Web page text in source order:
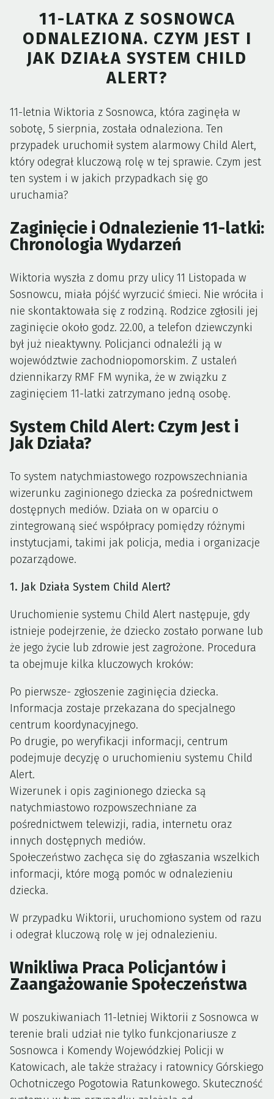
11-LATKA Z SOSNOWCA
ODNALEZIONA. CZYM JEST I
JAK DZIAŁA SYSTEM CHILD
ALERT?
11-letnia Wiktoria z Sosnowca, która zaginęła w
sobotę, 5 sierpnia, została odnaleziona. Ten
przypadek uruchomił system alarmowy Child Alert,
który odegrał kluczową rolę w tej sprawie. Czym jest
ten system i w jakich przypadkach się go
uruchamia?
Zaginięcie i Odnalezienie 11-latki:
Chronologia Wydarzeń
Wiktoria wyszła z domu przy ulicy 11 Listopada w
Sosnowcu, miała pójść wyrzucić śmieci. Nie wróciła i
nie skontaktowała się z rodziną. Rodzice zgłosili jej
zaginięcie około godz. 22.00, a telefon dziewczynki
był już nieaktywny. Policjanci odnaleźli ją w
województwie zachodniopomorskim. Z ustaleń
dziennikarzy RMF FM wynika, że w związku z
zaginięciem 11-latki zatrzymano jedną osobę.
System Child Alert: Czym Jest i
Jak Działa?
To system natychmiastowego rozpowszechniania
wizerunku zaginionego dziecka za pośrednictwem
dostępnych mediów. Działa on w oparciu o
zintegrowaną sieć współpracy pomiędzy różnymi
instytucjami, takimi jak policja, media i organizacje
pozarządowe.
1. Jak Działa System Child Alert?
Uruchomienie systemu Child Alert następuje, gdy
istnieje podejrzenie, że dziecko zostało porwane lub
że jego życie lub zdrowie jest zagrożone. Procedura
ta obejmuje kilka kluczowych kroków:
Po pierwsze- zgłoszenie zaginięcia dziecka.
Informacja zostaje przekazana do specjalnego
centrum koordynacyjnego.
Po drugie, po weryfikacji informacji, centrum
podejmuje decyzję o uruchomieniu systemu Child
Alert.
Wizerunek i opis zaginionego dziecka są
natychmiastowo rozpowszechniane za
pośrednictwem telewizji, radia, internetu oraz
innych dostępnych mediów.
Społeczeństwo zachęca się do zgłaszania wszelkich
informacji, które mogą pomóc w odnalezieniu
dziecka.
W przypadku Wiktorii, uruchomiono system od razu
i odegrał kluczową rolę w jej odnalezieniu.
Wnikliwa Praca Policjantów i
Zaangażowanie Społeczeństwa
W poszukiwaniach 11-letniej Wiktorii z Sosnowca w
terenie brali udział nie tylko funkcjonariusze z
Sosnowca i Komendy Wojewódzkiej Policji w
Katowicach, ale także strażacy i ratownicy Górskiego
Ochotniczego Pogotowia Ratunkowego. Skuteczność